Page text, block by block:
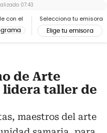
con el Selecciona tu emisora
Elige tu emisora
07:43
de Arte
taller de
maestros del arte